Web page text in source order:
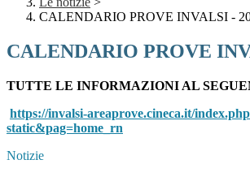
CALENDARIO PROVE INVALSI -
CALENDARIO PROVE
TUTTE LE INFORMAZIONI AL
https://invalsi-areaprove.cineca.it/
static&pag=home_rn
Notizie